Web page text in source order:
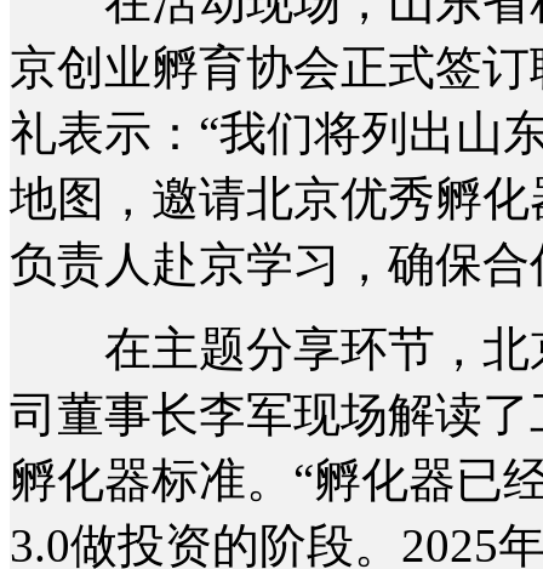
京创业孵育协会正式签
礼表示：“我们将列出山
地图，邀请北京优秀孵化
负责人赴京学习，确保
在主题分享环节，北
司董事长李军现场解读
孵化器标准。“孵化器已
3.0做投资的阶段。2025